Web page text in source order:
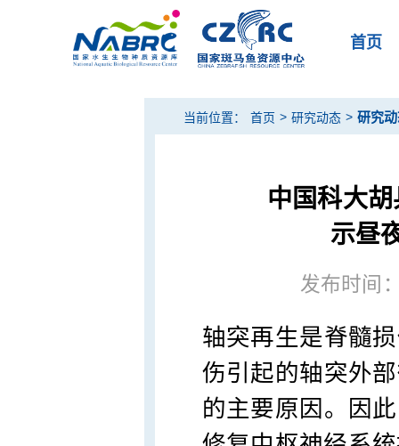
首页
当前位置： 首页 > 研究动态 > 研究
中国科大
示昼
发布时间
轴突再生是脊髓
伤引起的轴突外
的主要原因。因